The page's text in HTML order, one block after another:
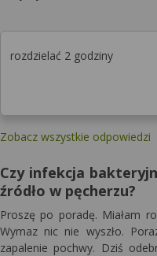
rozdzielać 2 godziny
Zobacz wszystkie odpowiedzi
Czy infekcja
źródło w pęcherzu?
Proszę po poradę. Miałam
Wymaz nic nie wyszło.
zapalenie pochwy. Dziś